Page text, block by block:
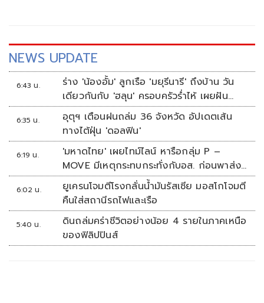
NEWS UPDATE
6:43 น.
ร่าง 'น้องอั้ม' ลูกเรือ 'มยุรีนารี' ถึงบ้าน วัน
เดียวกันกับ 'ฮลุน' ครอบครัวร่ำไห้ เผยฝัน
อยากเป็นทหารเรือ
6:35 น.
อุตุฯ เตือนฝนถล่ม 36 จังหวัด อัปเดตเส้น
ทางไต้ฝุ่น 'ดอลฟิน'
6:19 น.
'มหาดไทย' เผยไทม์ไลน์ หารือกลุ่ม P –
MOVE มีเหตุกระทบกระทั่งกับอส. ก่อนพาส่ง
ขึ้นรถกลับ
6:02 น.
ยูเครนโจมตีโรงกลั่นน้ำมันรัสเซีย มอสโกโจมตี
คืนใส่สถานีรถไฟและเรือ
5:40 น.
ดินถล่มคร่าชีวิตอย่างน้อย 4 รายในภาคเหนือ
ของฟิลิปปินส์